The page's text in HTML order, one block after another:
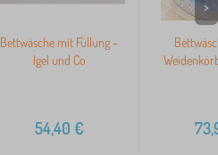
Bettwäsche mit Füllung -
Igel und Co
54,40 €
>